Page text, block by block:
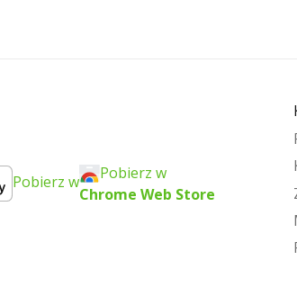
Pobierz w
Pobierz w
Chrome Web Store